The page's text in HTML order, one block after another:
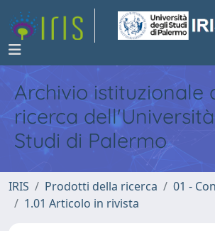
Archivio istituzionale
ricerca
Studi di Palermo
IRIS Prodotti della ricerca
01 -
1.01 Articolo in rivista